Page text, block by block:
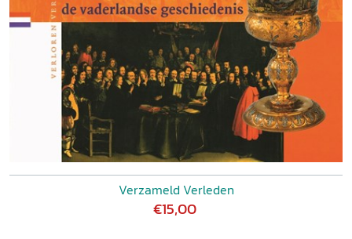
Verzameld Verleden
€15,00